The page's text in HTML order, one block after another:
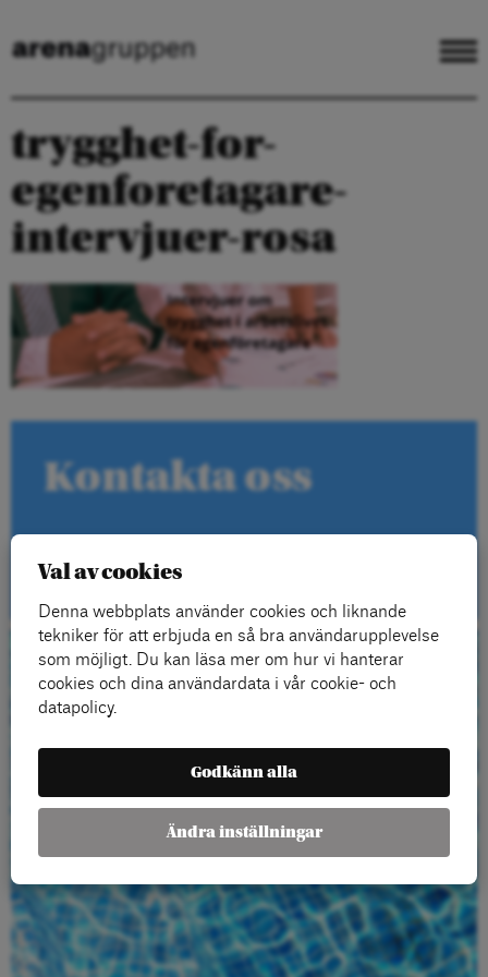
trygghet-for-
egenforetagare-
intervjuer-rosa
Kontakta oss
Kontakt
Beställ gratis
material
Val av cookies
Denna webbplats använder cookies och liknande
tekniker för att erbjuda en så bra användarupplevelse
som möjligt. Du kan läsa mer om hur vi hanterar
cookies och dina användardata i vår cookie- och
datapolicy.
Godkänn alla
Ändra inställningar